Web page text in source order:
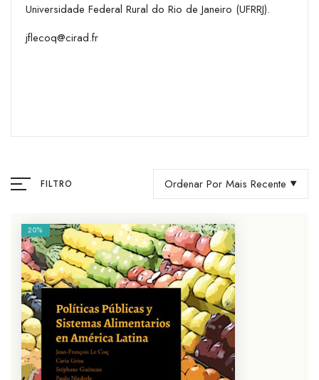
Universidade Federal Rural do Rio de Janeiro (UFRRJ).
jflecoq@cirad.fr
FILTRO Ordenar Por Mais Recente
20%